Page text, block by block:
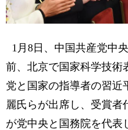
1月8日、中国共産党中
前、北京で国家科学技術
党と国家の指導者の習近
麗氏らが出席し、受賞者
が党中央と国務院を代表